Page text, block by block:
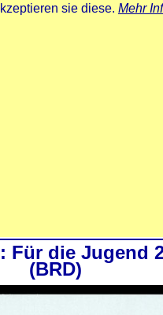
sie diese. Mehr
Für die Jugend
(BRD)